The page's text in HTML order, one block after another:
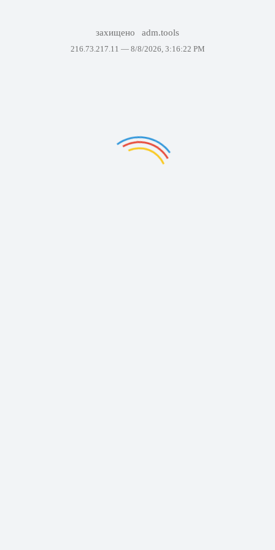
захищено adm.tools
216.73.217.11 — 8/8/2026, 3:16:22 PM